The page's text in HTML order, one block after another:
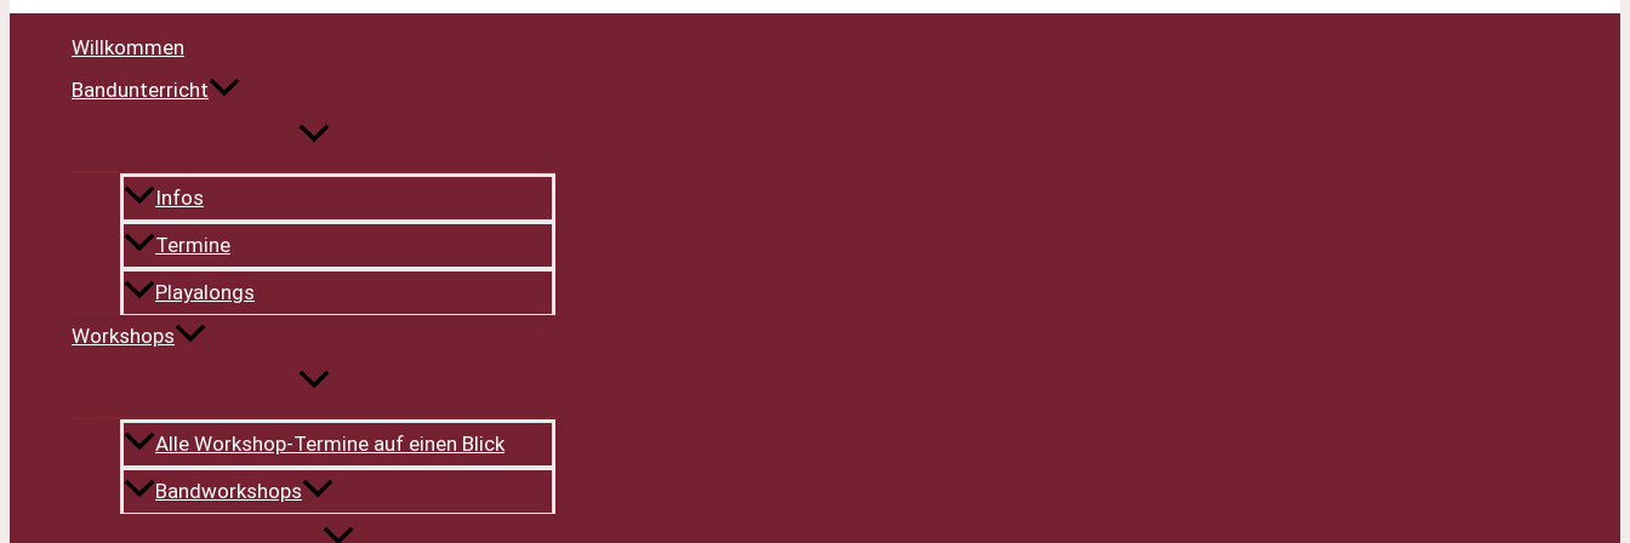
Willkommen
Bandunterricht
Infos
Termine
Playalongs
Workshops
Alle Workshop-Termine auf einen Blick
Bandworkshops